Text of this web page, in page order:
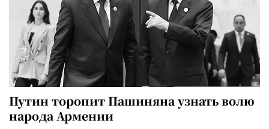
Путин торопит Пашиняна узнать волю
народа Армении